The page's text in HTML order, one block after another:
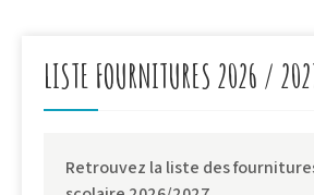
LISTE FOURNITURES 2026 /
Retrouvez la liste des